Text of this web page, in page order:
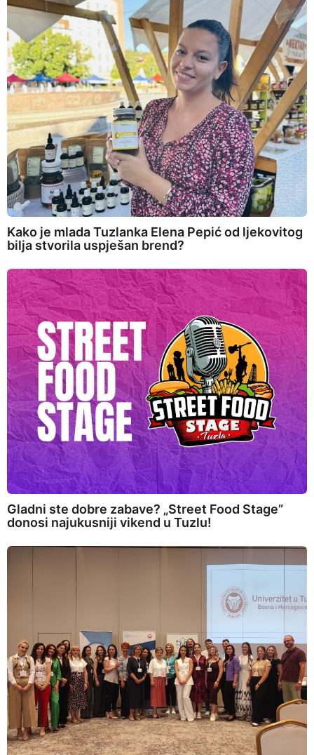
Kako je mlada Tuzlanka Elena Pepić od ljekovitog
bilja stvorila uspješan brend?
Gladni ste dobre zabave? „Street Food Stage”
donosi najukusniji vikend u Tuzlu!